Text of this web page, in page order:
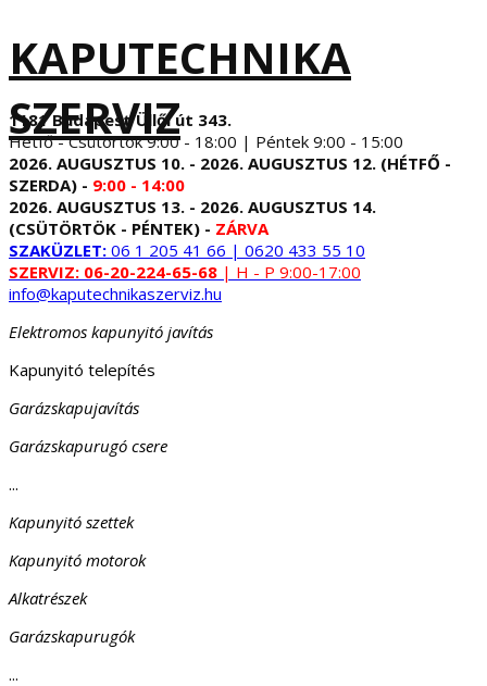
KAPUTECHNIKA
SZERVIZ
1181 Budapest Üllői út 343.
Hétfő - Csütörtök 9:00 - 18:00 | Péntek 9:00 - 15:00
2026. AUGUSZTUS 10. - 2026. AUGUSZTUS 12. (HÉTFŐ -
SZERDA) - 9:00 - 14:00
2026. AUGUSZTUS 13. - 2026. AUGUSZTUS 14.
(CSÜTÖRTÖK - PÉNTEK) - ZÁRVA
SZAKÜZLET: 06 1 205 41 66 | 0620 433 55 10
SZERVIZ: 06-20-224-65-68 | H - P 9:00-17:00
info@kaputechnikaszerviz.hu
Elektromos kapunyitó javítás
Kapunyitó telepítés
Garázskapujavítás
Garázskapurugó csere
...
Kapunyitó szettek
Kapunyitó motorok
Alkatrészek
Garázskapurugók
...